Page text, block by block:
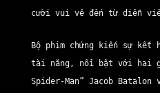
cười vui vẻ đến từ diễn
Bộ phim chứng kiến sự kết
tài năng, nổi bật với hai
Spider-Man” Jacob Batalon